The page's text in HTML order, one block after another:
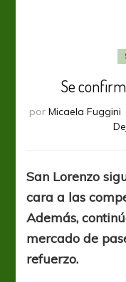
Se
por Micaela Fuggini
San Lorenzo
cara a las
Además,
mercado de
refuerzo.